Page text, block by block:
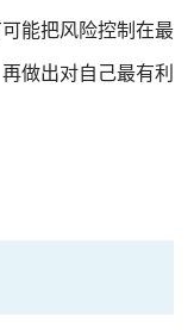
能把风险控制在最
做出对自己最有利